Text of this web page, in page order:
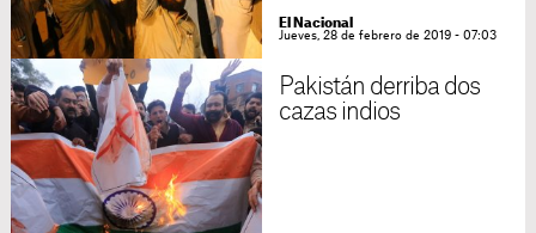
El Nacional
Jueves, 28 de febrero de 2019 - 07:03
Pakistán derriba dos
cazas indios